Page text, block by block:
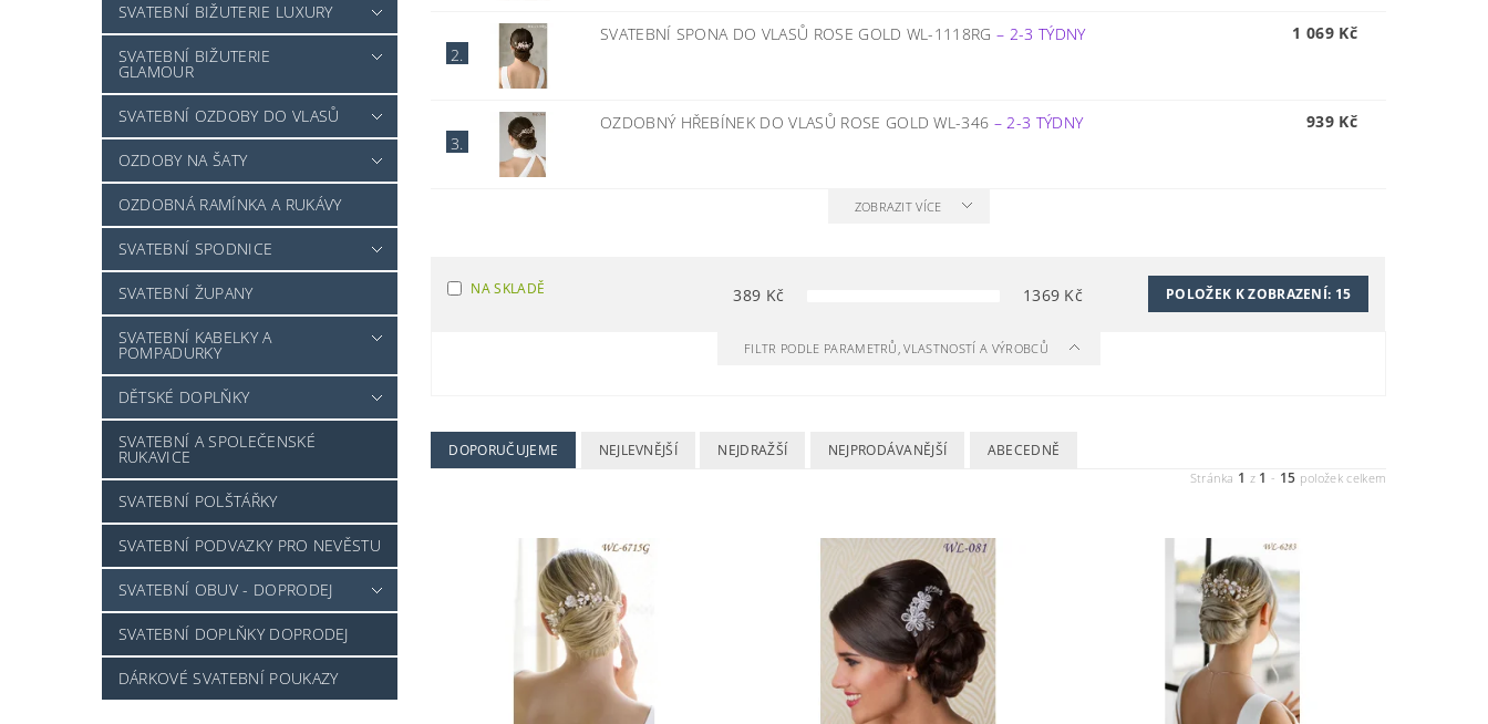
SVATEBNÍ BIŽUTERIE LUXURY
SVATEBNÍ BIŽUTERIE
GLAMOUR
SVATEBNÍ OZDOBY DO VLASŮ
OZDOBY NA ŠATY
OZDOBNÁ RAMÍNKA A RUKÁVY
SVATEBNÍ SPODNICE
SVATEBNÍ ŽUPANY
SVATEBNÍ KABELKY A
POMPADURKY
DĚTSKÉ DOPLŇKY
SVATEBNÍ A SPOLEČENSKÉ
RUKAVICE
SVATEBNÍ POLŠTÁŘKY
SVATEBNÍ PODVAZKY PRO NEVĚSTU
SVATEBNÍ OBUV - DOPRODEJ
SVATEBNÍ DOPLŇKY DOPRODEJ
DÁRKOVÉ SVATEBNÍ POUKAZY
2.
SVATEBNÍ SPONA DO VLASŮ ROSE GOLD WL-1118RG– 2-3 TÝDNY 1 069 Kč
3.
OZDOBNÝ HŘEBÍNEK DO VLASŮ ROSE GOLD WL-346 –2-3 TÝDNY 939 Kč
ZOBRAZIT VÍCE
NA SKLADĚ 389 Kč 1369 Kč POLOŽEK K ZOBRAZENÍ: 15
FILTR PODLE PARAMETRŮ, VLASTNOSTÍ A VÝROBCŮ
DOPORUČUJEME NEJLEVNĚJŠÍ NEJDRAŽŠÍ NEJPRODÁVANĚJŠÍ ABECEDNĚ
Stránka 1 z 1 - 15 položek celkem